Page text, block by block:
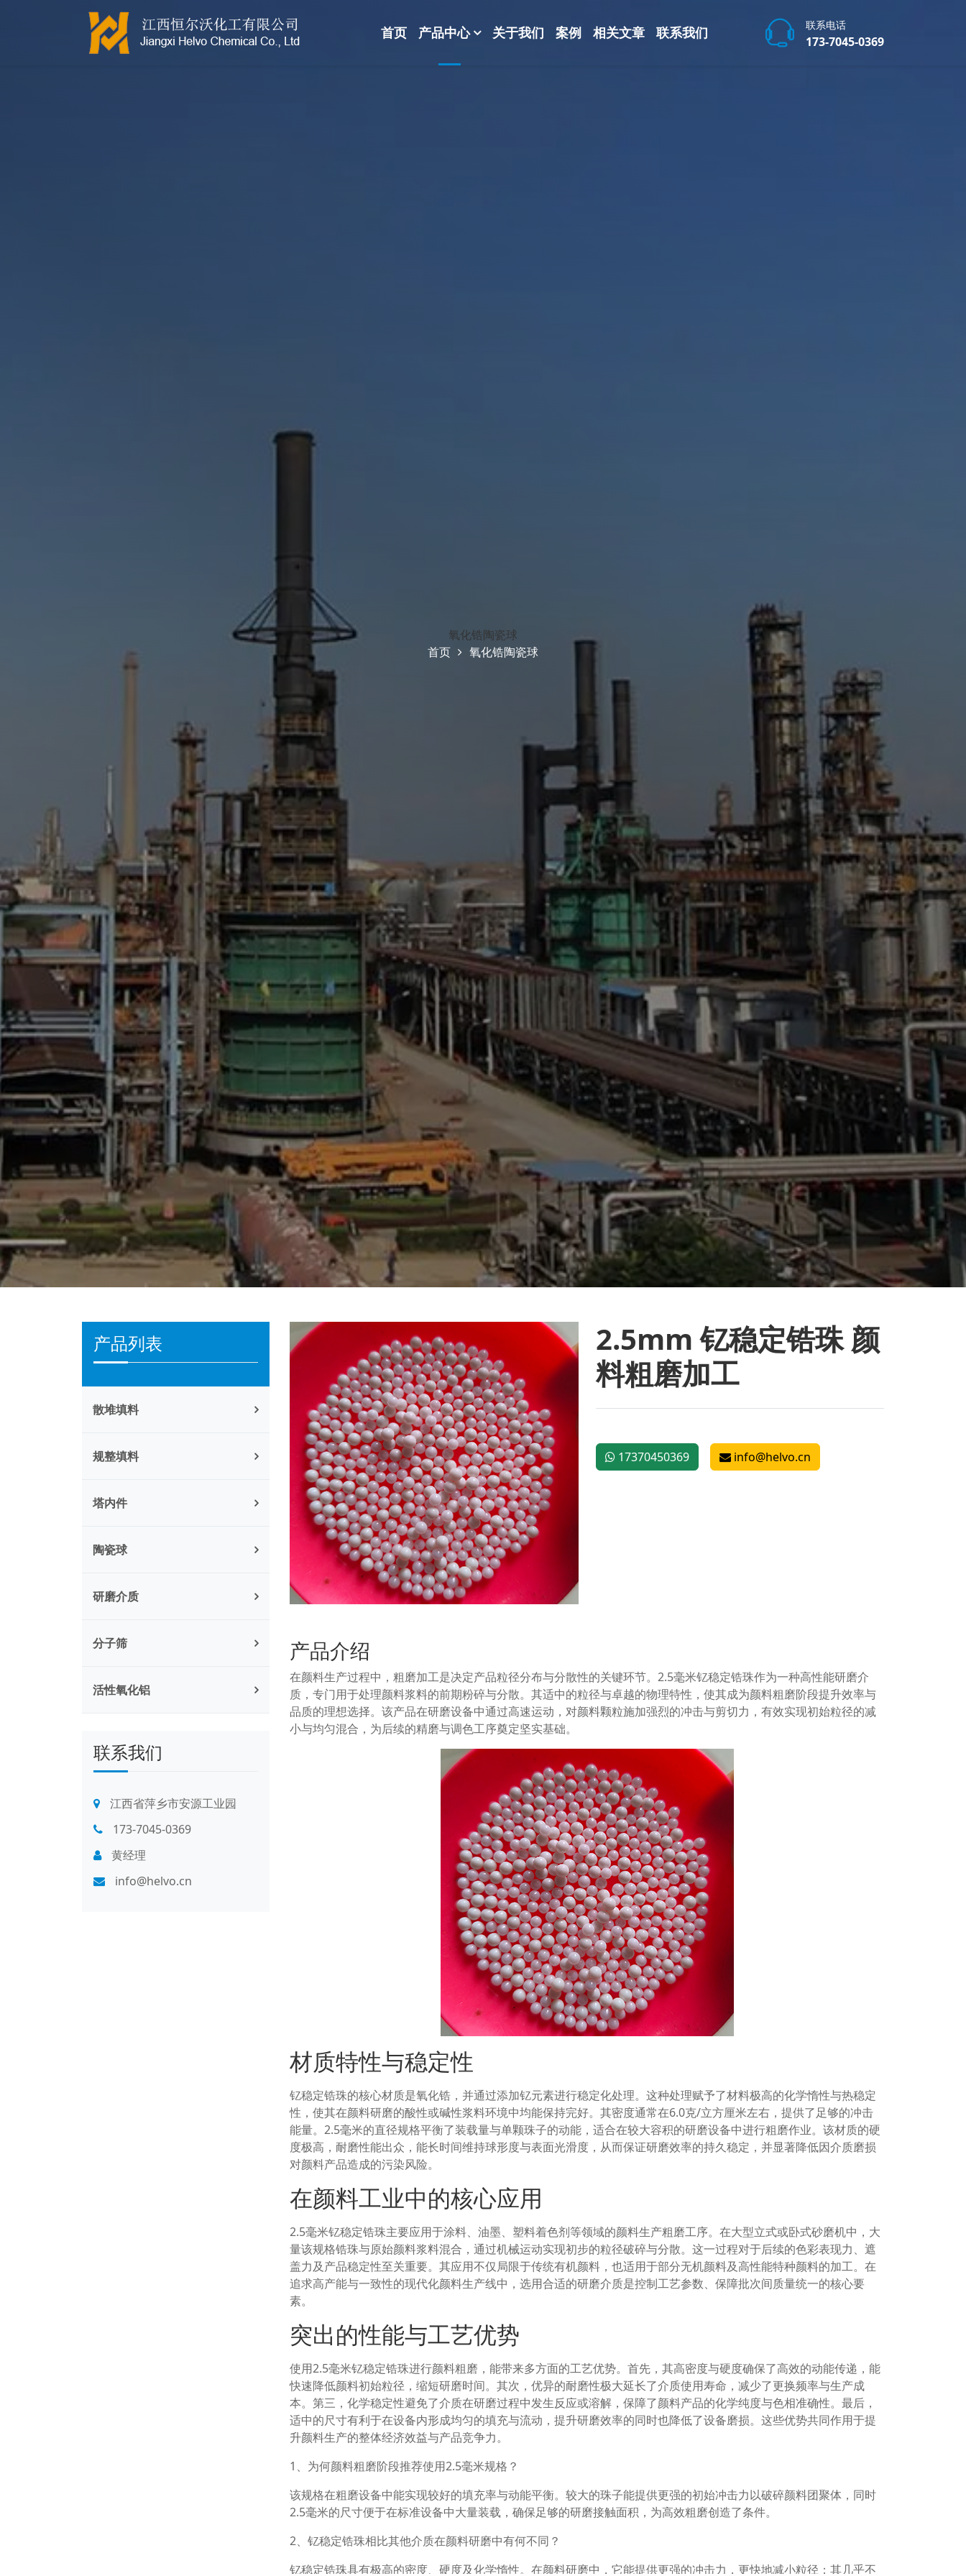
江西恒尔沃-鲍尔环-活性氧化铝-拉西环-波纹规整散堆填料-分子筛-
首页 产品中心 关于我们 案例 相关文章 联系我们 联系电话
173-7045-0369
氧化锆陶瓷球
首页
氧化锆陶瓷球
产品列表
散堆填料
规整填料
塔内件
陶瓷球
研磨介质
分子筛
活性氧化铝
联系我们
江西省萍乡市安源工业园
173-7045-0369
黄经理
info@helvo.cn
2.5mm 钇稳定锆珠 颜
料粗磨加工
17370450369 info@helvo.cn
产品介绍
在颜料生产过程中，粗磨加工是决定产品粒径分布与分散性的关键环节。2.5毫米钇稳定锆珠作为一种高性能研磨介
质，专门用于处理颜料浆料的前期粉碎与分散。其适中的粒径与卓越的物理特性，使其成为颜料粗磨阶段提升效率与
品质的理想选择。该产品在研磨设备中通过高速运动，对颜料颗粒施加强烈的冲击与剪切力，有效实现初始粒径的减
小与均匀混合，为后续的精磨与调色工序奠定坚实基础。
材质特性与稳定性
钇稳定锆珠的核心材质是氧化锆，并通过添加钇元素进行稳定化处理。这种处理赋予了材料极高的化学惰性与热稳定
性，使其在颜料研磨的酸性或碱性浆料环境中均能保持完好。其密度通常在6.0克/立方厘米左右，提供了足够的冲击
能量。2.5毫米的直径规格平衡了装载量与单颗珠子的动能，适合在较大容积的研磨设备中进行粗磨作业。该材质的硬
度极高，耐磨性能出众，能长时间维持球形度与表面光滑度，从而保证研磨效率的持久稳定，并显著降低因介质磨损
对颜料产品造成的污染风险。
在颜料工业中的核心应用
2.5毫米钇稳定锆珠主要应用于涂料、油墨、塑料着色剂等领域的颜料生产粗磨工序。在大型立式或卧式砂磨机中，大
量该规格锆珠与原始颜料浆料混合，通过机械运动实现初步的粒径破碎与分散。这一过程对于后续的色彩表现力、遮
盖力及产品稳定性至关重要。其应用不仅局限于传统有机颜料，也适用于部分无机颜料及高性能特种颜料的加工。在
追求高产能与一致性的现代化颜料生产线中，选用合适的研磨介质是控制工艺参数、保障批次间质量统一的核心要
素。
突出的性能与工艺优势
使用2.5毫米钇稳定锆珠进行颜料粗磨，能带来多方面的工艺优势。首先，其高密度与硬度确保了高效的动能传递，能
快速降低颜料初始粒径，缩短研磨时间。其次，优异的耐磨性极大延长了介质使用寿命，减少了更换频率与生产成
本。第三，化学稳定性避免了介质在研磨过程中发生反应或溶解，保障了颜料产品的化学纯度与色相准确性。最后，
适中的尺寸有利于在设备内形成均匀的填充与流动，提升研磨效率的同时也降低了设备磨损。这些优势共同作用于提
升颜料生产的整体经济效益与产品竞争力。
1、为何颜料粗磨阶段推荐使用2.5毫米规格？
该规格在粗磨设备中能实现较好的填充率与动能平衡。较大的珠子能提供更强的初始冲击力以破碎颜料团聚体，同时
2.5毫米的尺寸便于在标准设备中大量装载，确保足够的研磨接触面积，为高效粗磨创造了条件。
2、钇稳定锆珠相比其他介质在颜料研磨中有何不同？
钇稳定锆珠具有极高的密度、硬度及化学惰性。在颜料研磨中，它能提供更强的冲击力，更快地减小粒径；其几乎不